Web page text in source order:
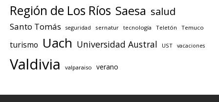
Región de Los Ríos Saesa salud
Santo Tomás seguridad sernatur tecnología Teletón Temuco
turismo Uach Universidad Austral UST vacaciones
Valdivia valparaiso verano